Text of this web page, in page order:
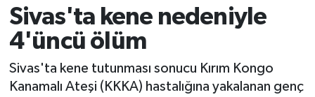
Sivas'ta kene nedeniyle
4'üncü ölüm
Sivas'ta kene tutunması sonucu Kırım Kongo
Kanamalı Ateşi (KKKA) hastalığına yakalanan genç
Rize Jandarma Komutanlığı
Bilim Teknoloji
Süper Lig Puan Durumu ve Fikstür
Tüm Manşetler
Son Dakika Haberleri